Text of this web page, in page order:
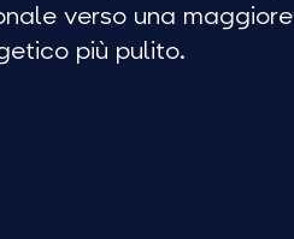
verso una maggiore
più pulito.